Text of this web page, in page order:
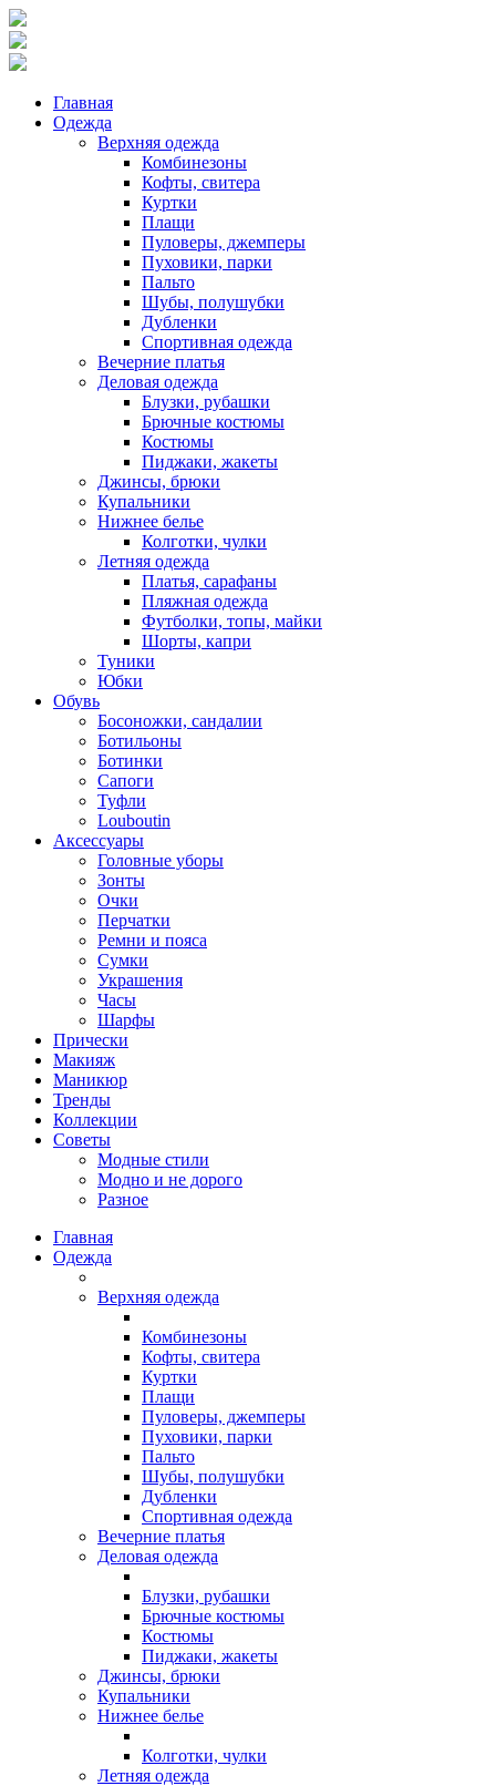
Главная
Одежда
Верхняя одежда
Комбинезоны
Кофты, свитера
Куртки
Плащи
Пуловеры, джемперы
Пуховики, парки
Пальто
Шубы, полушубки
Дубленки
Спортивная одежда
Вечерние платья
Деловая одежда
Блузки, рубашки
Брючные костюмы
Костюмы
Пиджаки, жакеты
Джинсы, брюки
Купальники
Нижнее белье
Колготки, чулки
Летняя одежда
Платья, сарафаны
Пляжная одежда
Футболки, топы, майки
Шорты, капри
Туники
Юбки
Обувь
Босоножки, сандалии
Ботильоны
Ботинки
Сапоги
Туфли
Louboutin
Аксессуары
Головные уборы
Зонты
Очки
Перчатки
Ремни и пояса
Сумки
Украшения
Часы
Шарфы
Прически
Макияж
Маникюр
Тренды
Коллекции
Советы
Модные стили
Модно и не дорого
Разное
Главная
Одежда
Верхняя одежда
Комбинезоны
Кофты, свитера
Куртки
Плащи
Пуловеры, джемперы
Пуховики, парки
Пальто
Шубы, полушубки
Дубленки
Спортивная одежда
Вечерние платья
Деловая одежда
Блузки, рубашки
Брючные костюмы
Костюмы
Пиджаки, жакеты
Джинсы, брюки
Купальники
Нижнее белье
Колготки, чулки
Летняя одежда